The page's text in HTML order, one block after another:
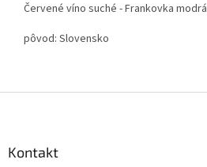
Červené víno suché - Frankovka modrá
pôvod: Slovensko
Kontakt